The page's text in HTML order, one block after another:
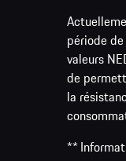
période
valeurs
de
la
**